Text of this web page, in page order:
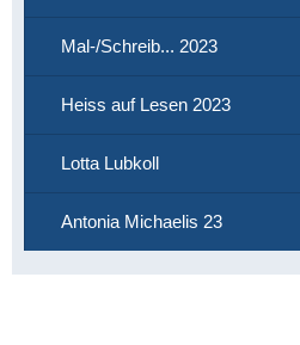
Mal-/Schreib... 2023
Heiss auf Lesen 2023
Lotta Lubkoll
Antonia Michaelis 23